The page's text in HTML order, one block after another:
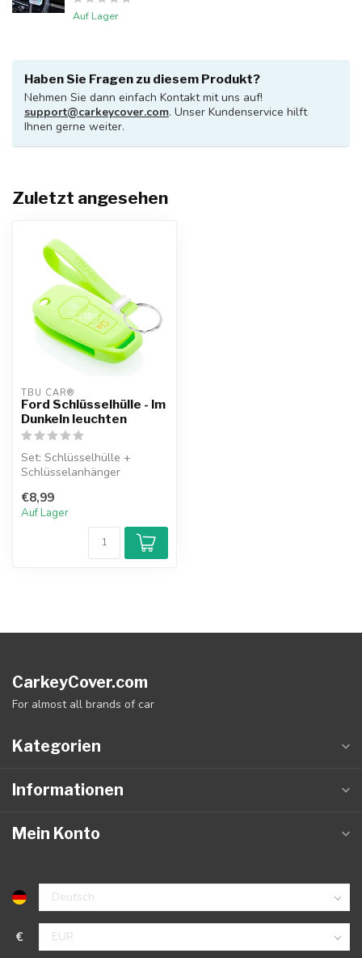
Auf Lager
Haben Sie Fragen zu diesem Produkt?
Nehmen Sie dann einfach Kontakt mit uns auf!
support@carkeycover.com. Unser Kundenservice hilft
Ihnen gerne weiter.
Zuletzt angesehen
TBU CAR®
Ford Schlüsselhülle - Im
Dunkeln leuchten
Set: Schlüsselhülle +
Schlüsselanhänger
€8,99
Auf Lager
CarkeyCover.com
For almost all brands of car
Kategorien
Informationen
Mein Konto
€